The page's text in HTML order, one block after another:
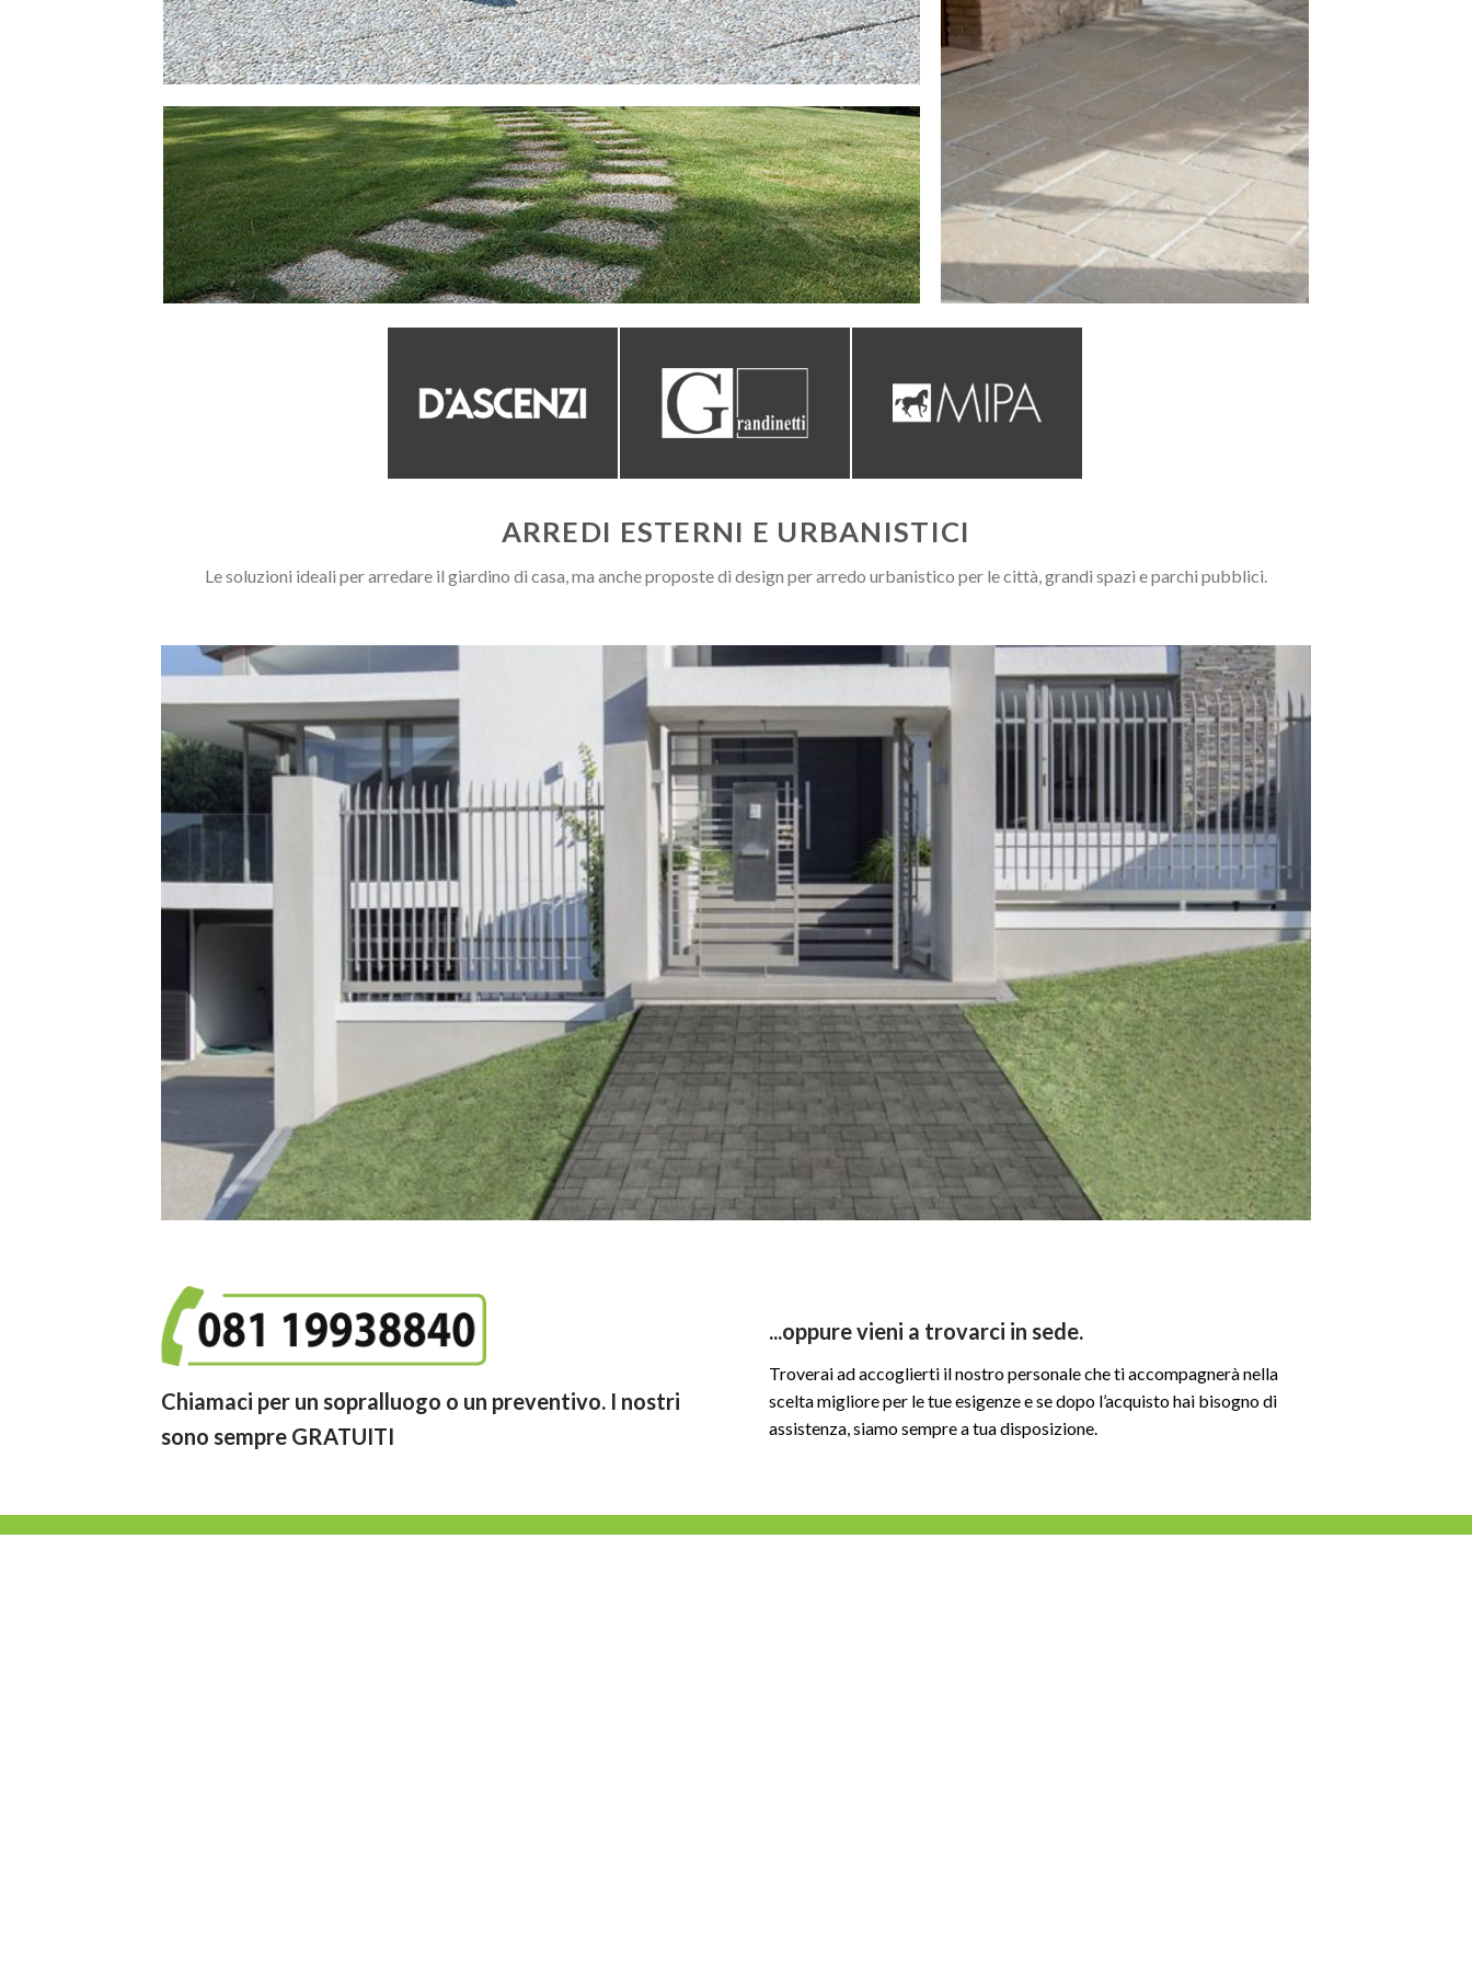
ARREDI ESTERNI E URBANISTICI
Le soluzioni ideali per arredare il giardino di casa, ma anche proposte di design per arredo urbanistico per le città, grandi spazi e parchi pubblici.
Chiamaci per un sopralluogo o un preventivo. I nostri
sono sempre GRATUITI
...oppure vieni a trovarci in sede.
Troverai ad accoglierti il nostro personale che ti accompagnerà nella
scelta migliore per le tue esigenze e se dopo l’acquisto hai bisogno di
assistenza, siamo sempre a tua disposizione.